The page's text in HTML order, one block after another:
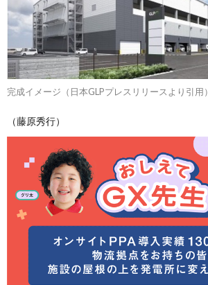
完成イメージ（日本GLPプレスリリースより引用）
（藤原秀行）